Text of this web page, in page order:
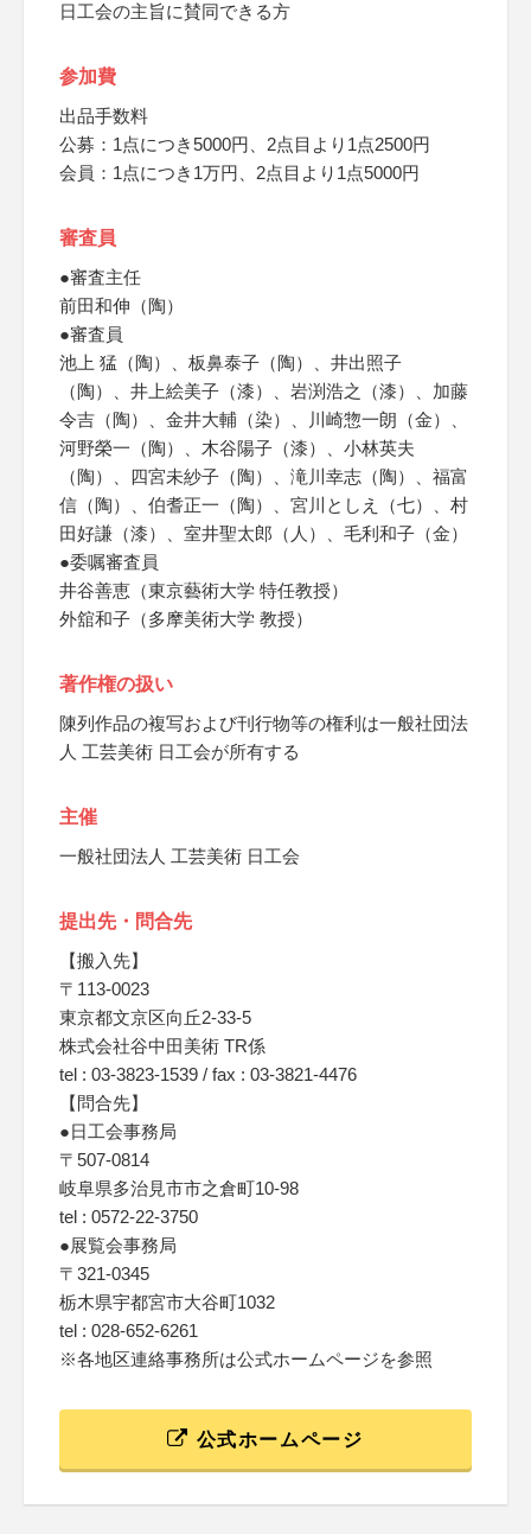
日工会の主旨に賛同できる方
参加費
出品手数料
公募：1点につき5000円、2点目より1点2500円
会員：1点につき1万円、2点目より1点5000円
審査員
●審査主任
前田和伸（陶）
●審査員
池上 猛（陶）、板鼻泰子（陶）、井出照子
（陶）、井上絵美子（漆）、岩渕浩之（漆）、加藤
令吉（陶）、金井大輔（染）、川崎惣一朗（金）、
河野榮一（陶）、木谷陽子（漆）、小林英夫
（陶）、四宮未紗子（陶）、滝川幸志（陶）、福富
信（陶）、伯耆正一（陶）、宮川としえ（七）、村
田好謙（漆）、室井聖太郎（人）、毛利和子（金）
●委嘱審査員
井谷善恵（東京藝術大学 特任教授）
外舘和子（多摩美術大学 教授）
著作権の扱い
陳列作品の複写および刊行物等の権利は一般社団法
人 工芸美術 日工会が所有する
主催
一般社団法人 工芸美術 日工会
提出先・問合先
【搬入先】
〒113-0023
東京都文京区向丘2-33-5
株式会社谷中田美術 TR係
tel : 03-3823-1539 / fax : 03-3821-4476
【問合先】
●日工会事務局
〒507-0814
岐阜県多治見市市之倉町10-98
tel : 0572-22-3750
●展覧会事務局
〒321-0345
栃木県宇都宮市大谷町1032
tel : 028-652-6261
※各地区連絡事務所は公式ホームページを参照
公式ホームページ